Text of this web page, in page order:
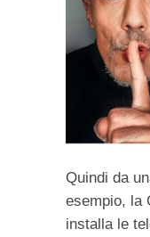
Quindi da
esempio, la
installa le